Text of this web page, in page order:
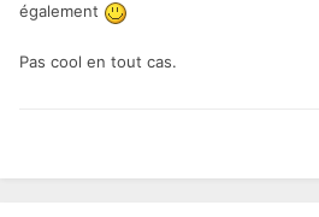
également
Pas cool en tout cas.